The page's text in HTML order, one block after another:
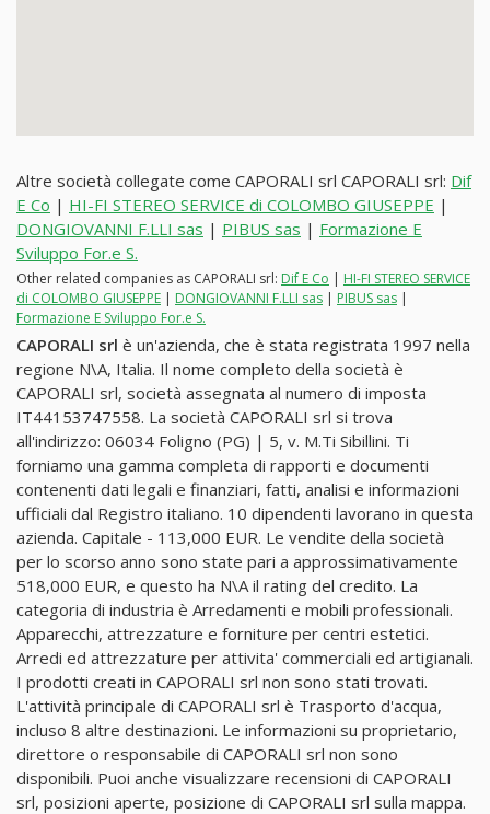
Altre società collegate come CAPORALI srl CAPORALI srl: Dif
E Co | HI-FI STEREO SERVICE di COLOMBO GIUSEPPE |
DONGIOVANNI F.LLI sas | PIBUS sas | Formazione E
Sviluppo For.e S.
Other related companies as CAPORALI srl: Dif E Co | HI-FI STEREO SERVICE
di COLOMBO GIUSEPPE | DONGIOVANNI F.LLI sas | PIBUS sas |
Formazione E Sviluppo For.e S.
CAPORALI srl è un'azienda, che è stata registrata 1997 nella
regione N\A, Italia. Il nome completo della società è
CAPORALI srl, società assegnata al numero di imposta
IT44153747558. La società CAPORALI srl si trova
all'indirizzo: 06034 Foligno (PG) | 5, v. M.Ti Sibillini. Ti
forniamo una gamma completa di rapporti e documenti
contenenti dati legali e finanziari, fatti, analisi e informazioni
ufficiali dal Registro italiano. 10 dipendenti lavorano in questa
azienda. Capitale - 113,000 EUR. Le vendite della società
per lo scorso anno sono state pari a approssimativamente
518,000 EUR, e questo ha N\A il rating del credito. La
categoria di industria è Arredamenti e mobili professionali.
Apparecchi, attrezzature e forniture per centri estetici.
Arredi ed attrezzature per attivita' commerciali ed artigianali.
I prodotti creati in CAPORALI srl non sono stati trovati.
L'attività principale di CAPORALI srl è Trasporto d'acqua,
incluso 8 altre destinazioni. Le informazioni su proprietario,
direttore o responsabile di CAPORALI srl non sono
disponibili. Puoi anche visualizzare recensioni di CAPORALI
srl, posizioni aperte, posizione di CAPORALI srl sulla mappa.